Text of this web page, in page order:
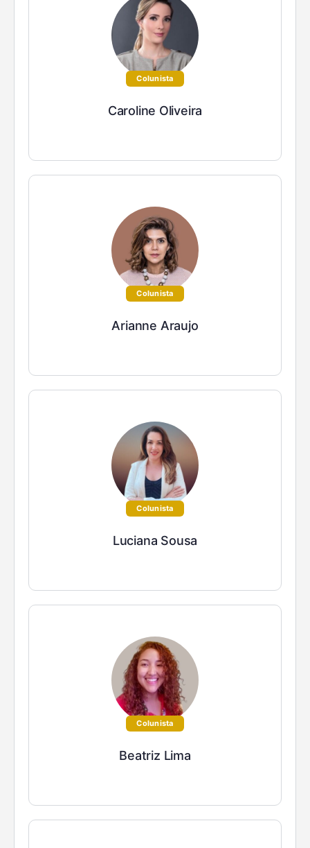
Colunista
Caroline Oliveira
Colunista
Arianne Araujo
Colunista
Luciana Sousa
Colunista
Beatriz Lima